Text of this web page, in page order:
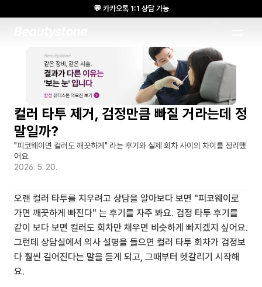
컬러 타투 제거, 검정만큼 빠질 거라는데 정
말일까?
"피코웨이면 컬러도 깨끗하게" 라는 후기와 실제 회차 사이의 차이를 정리했
어요.
2026. 5. 20.
오랜 컬러 타투를 지우려고 상담을 알아보다 보면 "피코웨이로
가면 깨끗하게 빠진다" 는 후기를 자주 봐요. 검정 타투 후기를
같이 보다 보면 컬러도 회차만 채우면 비슷하게 빠지겠지 싶어요.
그런데 상담실에서 의사 설명을 들으면 컬러 타투 회차가 검정보
다 훨씬 길어진다는 말을 듣게 되고, 그때부터 헷갈리기 시작해
요.
💬 카카오톡 1:1 상담 가능
🌸 뷰티스톤의원 메디톡스 방콕 Cadaver workshop 참석 🌸